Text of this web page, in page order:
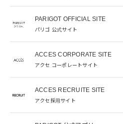
PARIGOT OFFICIAL SITE
パリゴ 公式サイト
ACCES CORPORATE SITE
アクセ コーポレートサイト
ACCES RECRUITE SITE
アクセ採用サイト